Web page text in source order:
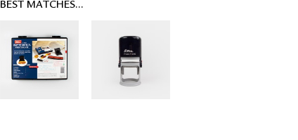
BEST MATCHES...